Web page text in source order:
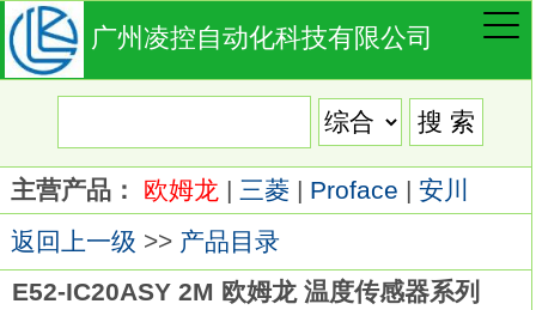
广州凌控自动化科技有限公司
主营产品： 欧姆龙 | 三菱 | Proface | 安川
返回上一级 >> 产品目录
E52-IC20ASY 2M 欧姆龙 温度传感器系列